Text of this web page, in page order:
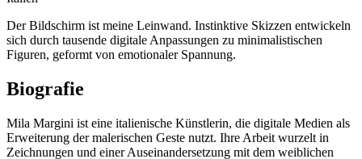
Der Bildschirm ist meine Leinwand. Instinktive Skizzen entwickeln
sich durch tausende digitale Anpassungen zu minimalistischen
Figuren, geformt von emotionaler Spannung.
Biografie
Mila Margini ist eine italienische Künstlerin, die digitale Medien als
Erweiterung der malerischen Geste nutzt. Ihre Arbeit wurzelt in
Zeichnungen und einer Auseinandersetzung mit dem weiblichen